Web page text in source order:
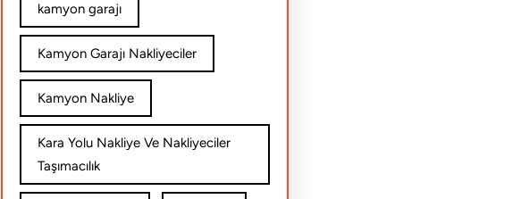
kamyon garajı
Kamyon Garajı Nakliyeciler
Kamyon Nakliye
Kara Yolu Nakliye Ve Nakliyeciler
Taşımacılık